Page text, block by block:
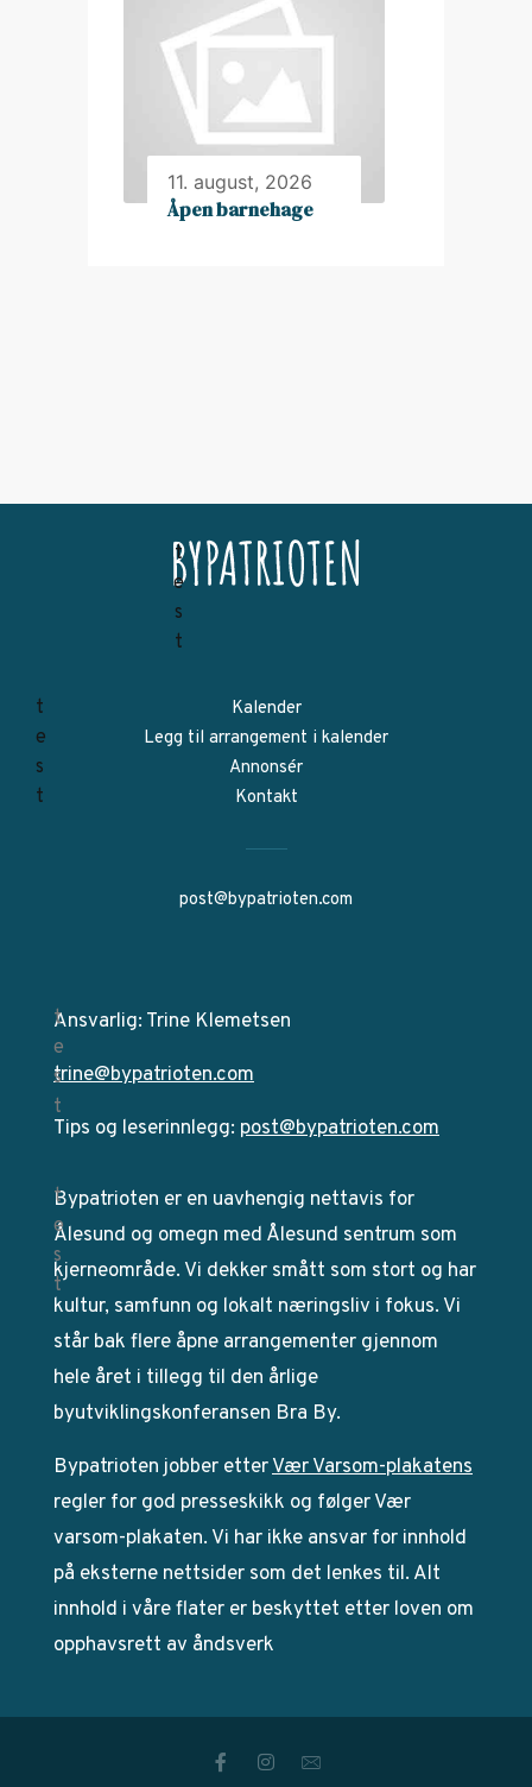
11. august, 2026
Åpen barnehage
Kalender
Legg til arrangement i kalender
Annonsér
Kontakt
post@bypatrioten.com
Ansvarlig: Trine Klemetsen
trine@bypatrioten.com
Tips og leserinnlegg: post@bypatrioten.com
Bypatrioten er en uavhengig nettavis for
Ålesund og omegn med Ålesund sentrum som
kjerneområde. Vi dekker smått som stort og har
kultur, samfunn og lokalt næringsliv i fokus. Vi
står bak flere åpne arrangementer gjennom
hele året i tillegg til den årlige
byutviklingskonferansen Bra By.
Bypatrioten jobber etterVær Varsom-plakatens
regler for god presseskikk og følger Vær
varsom-plakaten. Vi har ikke ansvar for innhold
på eksterne nettsider som det lenkes til. Alt
innhold i våre flater er beskyttet etter loven om
opphavsrett av åndsverk